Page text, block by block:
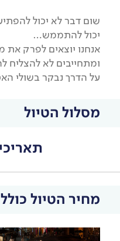
שום דבר לא יכול
יכול להתממש…
אנחנו יוצאים לפרק
ומתחייבים לא להצליח
על הדרך נבקר בשולי
מסלול הטיול
מחיר הטיול